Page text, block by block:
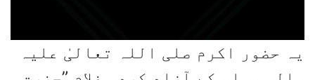
یہ حضور اکرم صلی اللہ تعالیٰ علیہ